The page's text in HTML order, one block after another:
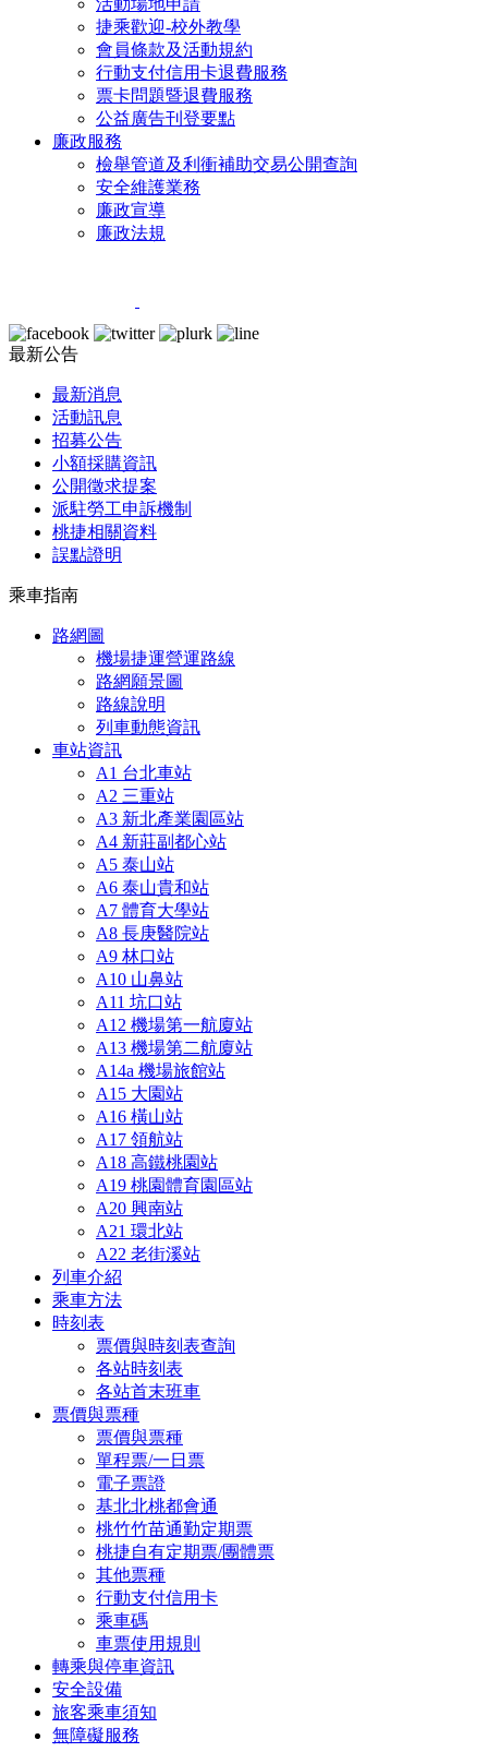
捷乘歡迎-校外教學
會員條款及活動規約
行動支付信用卡退費服務
票卡問題暨退費服務
公益廣告刊登要點
廉政服務
檢舉管道及利衝補助交易公開查詢
安全維護業務
廉政宣導
廉政法規
最新公告
最新消息
活動訊息
招募公告
小額採購資訊
公開徵求提案
派駐勞工申訴機制
桃捷相關資料
誤點證明
乘車指南
路網圖
機場捷運營運路線
路網願景圖
路線說明
列車動態資訊
車站資訊
A1 台北車站
A2 三重站
A3 新北產業園區站
A4 新莊副都心站
A5 泰山站
A6 泰山貴和站
A7 體育大學站
A8 長庚醫院站
A9 林口站
A10 山鼻站
A11 坑口站
A12 機場第一航廈站
A13 機場第二航廈站
A14a 機場旅館站
A15 大園站
A16 橫山站
A17 領航站
A18 高鐵桃園站
A19 桃園體育園區站
A20 興南站
A21 環北站
A22 老街溪站
列車介紹
乘車方法
時刻表
票價與時刻表查詢
各站時刻表
各站首末班車
票價與票種
票價與票種
單程票/一日票
電子票證
基北北桃都會通
桃竹竹苗通勤定期票
桃捷自有定期票/團體票
其他票種
行動支付信用卡
乘車碼
車票使用規則
轉乘與停車資訊
安全設備
旅客乘車須知
無障礙服務